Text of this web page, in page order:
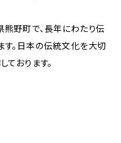
野町で、長年にわたり伝
。日本の伝統文化を大切
ております。